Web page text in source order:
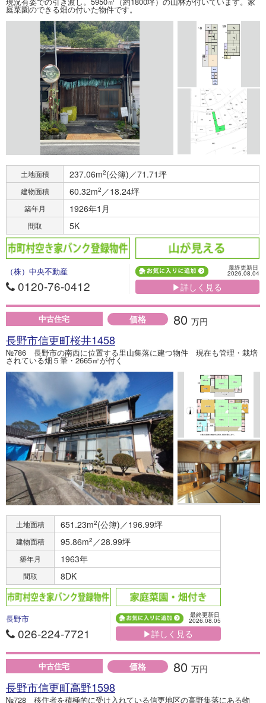
庭菜園のできる畑の付いた物件です。
土地面積 237.06m2(公簿)／71.71坪
建物面積 60.32m2 ／18.24坪
築年月 1926年1月
間取 5K
（株）中央不動産
0120-76-0412
最終更新日
2026.08.04
▶詳しく見る
中古住宅 価格 80 万円
長野市信更町桜井1458
№786 長野市の南西に位置する里山集落に建つ物件 現在も管理・栽培
されている畑５筆・2665㎡が付く
土地面積 651.23m2(公簿)／196.99坪
建物面積 95.86m2 ／28.99坪
築年月 1963年
間取 8DK
長野市
026-224-7721
最終更新日
2026.08.05
▶詳しく見る
中古住宅 価格 80 万円
長野市信更町高野1598
№728 移住者を積極的に受け入れている信更地区の高野集落にある物